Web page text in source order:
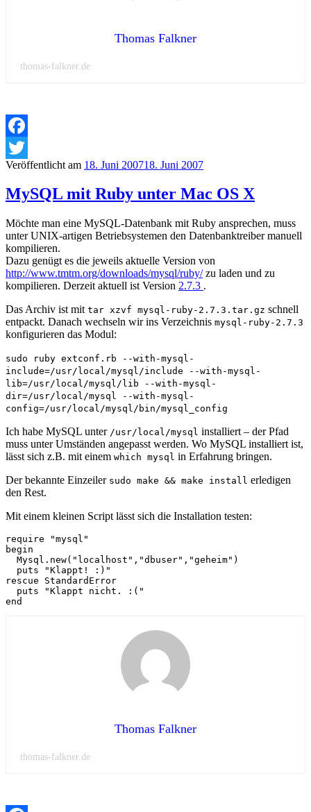
Thomas Falkner
thomas-falkner.de
Facebook
Twitter
Veröffentlicht am 18. Juni 200718. Juni 2007
MySQL mit Ruby unter Mac OS X
Möchte man eine MySQL-Datenbank mit Ruby ansprechen, muss
unter UNIX-artigen Betriebsystemen den Datenbanktreiber manuell
kompilieren.
Dazu genügt es die jeweils aktuelle Version von
http://www.tmtm.org/downloads/mysql/ruby/zu laden und zu
kompilieren. Derzeit aktuell ist Version 2.7.3 .
Das Archiv ist mit tar xzvf mysql-ruby-2.7.3.tar.gz schnell
entpackt. Danach wechseln wir ins Verzeichnis mysql-ruby-2.7.3
konfigurieren das Modul:
sudo ruby extconf.rb --with-mysql-
include=/usr/local/mysql/include --with-mysql-
lib=/usr/local/mysql/lib --with-mysql-
dir=/usr/local/mysql --with-mysql-
config=/usr/local/mysql/bin/mysql_config
Ich habe MySQL unter /usr/local/mysql installiert – der Pfad
muss unter Umständen angepasst werden. Wo MySQL installiert ist,
lässt sich z.B. mit einem which mysql in Erfahrung bringen.
Der bekannte Einzeiler sudo make && make install erledigen
den Rest.
Mit einem kleinen Script lässt sich die Installation testen:
require "mysql"
begin
  Mysql.new("localhost","dbuser","geheim")
  puts "Klappt! :)"
rescue StandardError
  puts "Klappt nicht. :("
end
Thomas Falkner
thomas-falkner.de